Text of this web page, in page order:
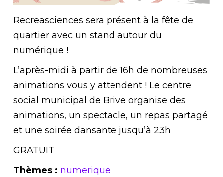
Recreasciences sera présent à la fête de
quartier avec un stand autour du
numérique !
L’après-midi à partir de 16h de nombreuses
animations vous y attendent ! Le centre
social municipal de Brive organise des
animations, un spectacle, un repas partagé
et une soirée dansante jusqu’à 23h
GRATUIT
Thèmes : numerique